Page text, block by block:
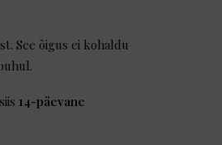
See õigus ei kohaldu
14-päevane